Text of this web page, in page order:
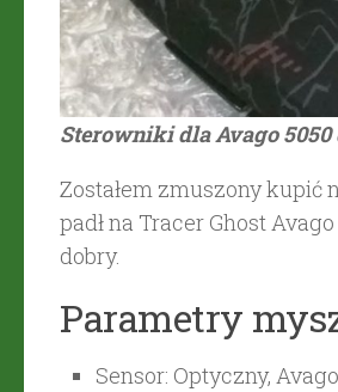
Sterowniki dla Avago
Zostałem zmuszony kupić
padł na Tracer Ghost
dobry.
Parametry
Sensor: Optyczny,